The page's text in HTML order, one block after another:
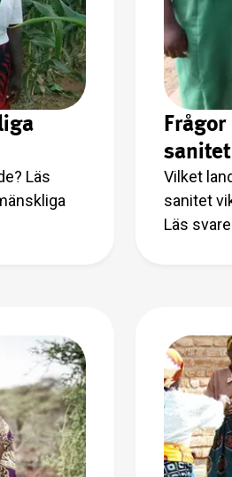
Läs
sanitet
Vilket
sanitet
Läs